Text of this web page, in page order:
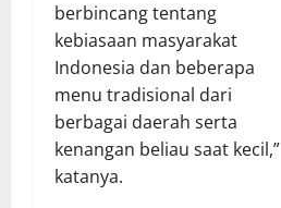
berbincang tentang
kebiasaan masyarakat
Indonesia dan beberapa
menu tradisional dari
berbagai daerah serta
kenangan beliau saat kecil,”
katanya.